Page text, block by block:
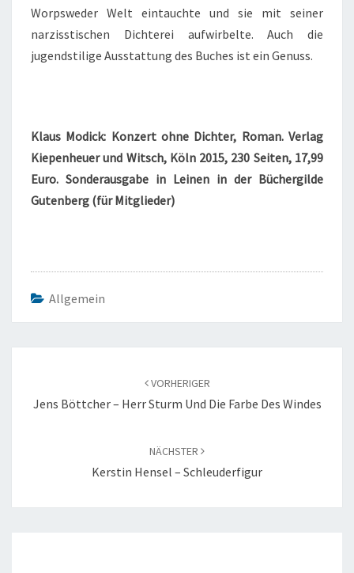
Worpsweder Welt eintauchte und sie mit seiner
narzisstischen Dichterei aufwirbelte. Auch die
jugendstilige Ausstattung des Buches ist ein Genuss.
Klaus Modick: Konzert ohne Dichter, Roman. Verlag
Kiepenheuer und Witsch, Köln 2015, 230 Seiten, 17,99
Euro. Sonderausgabe in Leinen in der Büchergilde
Gutenberg (für Mitglieder)
Allgemein
VORHERIGER
Jens Böttcher – Herr Sturm Und Die Farbe Des Windes
NÄCHSTER
Kerstin Hensel – Schleuderfigur